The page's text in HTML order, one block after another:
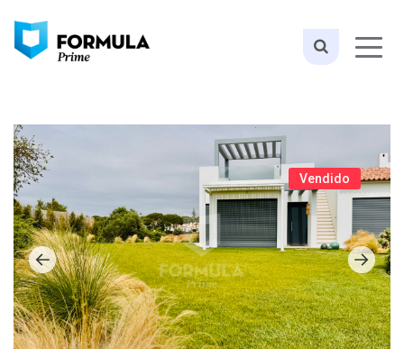
Vendido